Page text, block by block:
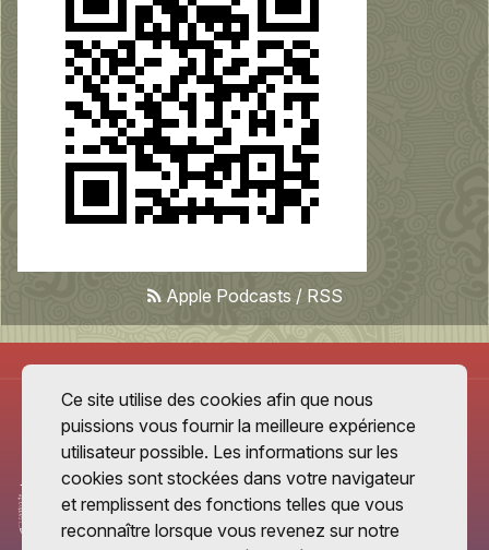
Apple Podcasts / RSS
Ce site utilise des cookies afin que nous
puissions vous fournir la meilleure expérience
utilisateur possible. Les informations sur les
cookies sont stockées dans votre navigateur
et remplissent des fonctions telles que vous
reconnaître lorsque vous revenez sur notre